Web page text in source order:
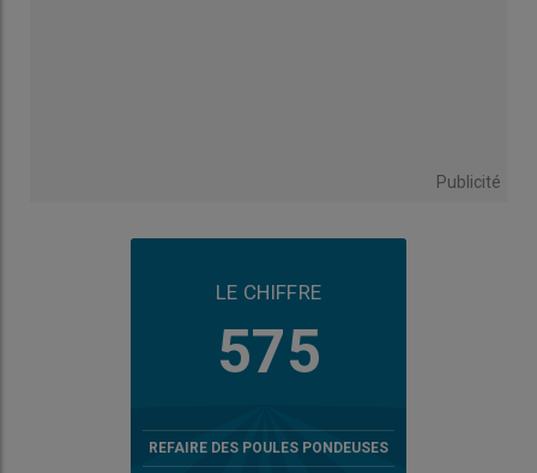
Publicité
LE CHIFFRE
575
REFAIRE DES POULES PONDEUSES